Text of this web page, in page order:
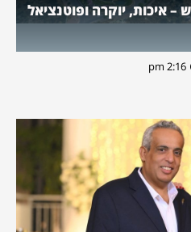
איכות, יוקרה ופוטנציאל
2:16 pm